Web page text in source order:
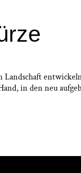
in den neu